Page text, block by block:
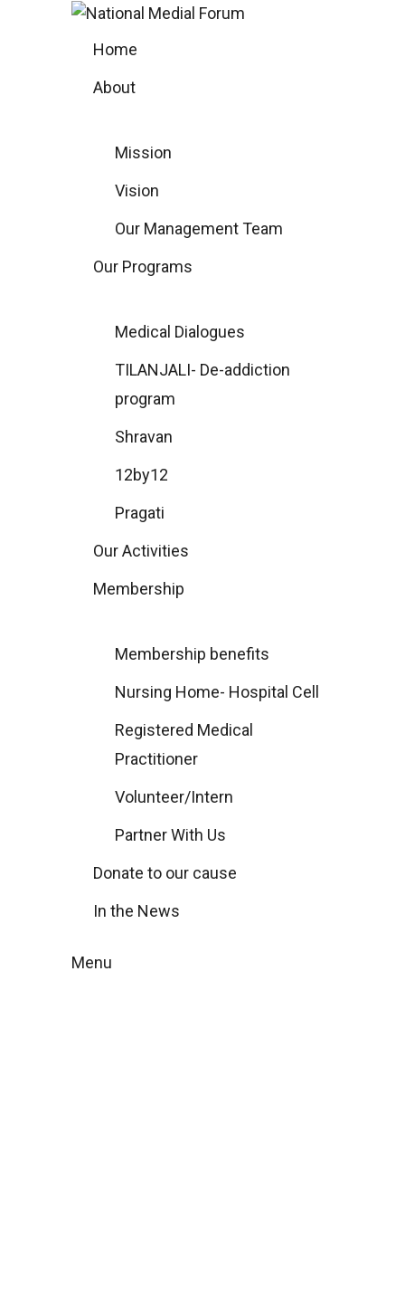
Home
About
Mission
Vision
Our Management Team
Our Programs
Medical Dialogues
TILANJALI- De-addiction
program
Shravan
12by12
Pragati
Our Activities
Membership
Membership benefits
Nursing Home- Hospital Cell
Registered Medical
Practitioner
Volunteer/Intern
Partner With Us
Donate to our cause
In the News
Menu